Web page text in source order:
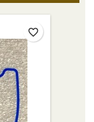
favorite_border